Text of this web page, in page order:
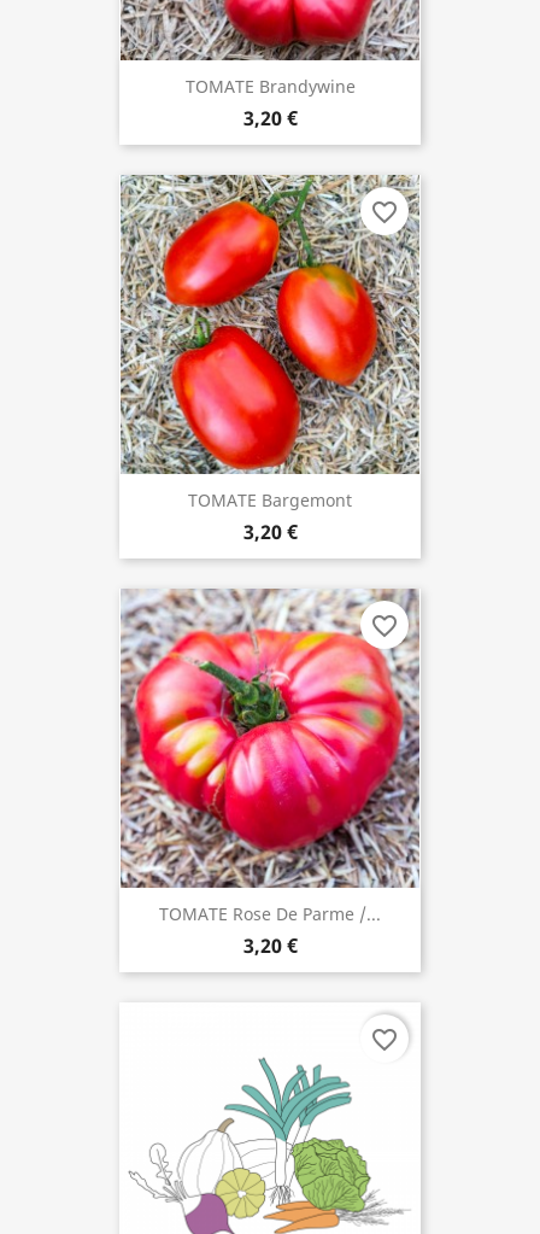
TOMATE Brandywine
3,20 €
TOMATE Bargemont
3,20 €
favorite_border
TOMATE Rose De Parme /...
3,20 €
favorite_border
favorite_border